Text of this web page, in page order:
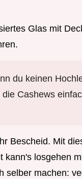
Glas mit
du keinen
die Cashews
Bescheid. Mit
kann's losgehen
selber machen: